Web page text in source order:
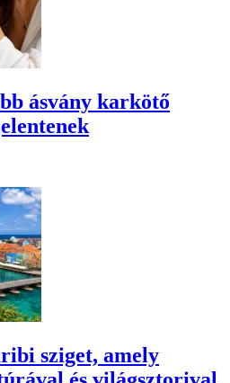
ásvány karkötő
sziget, amely